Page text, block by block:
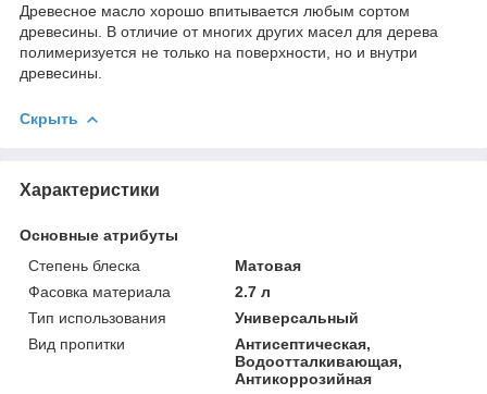
Древесное масло хорошо впитывается любым сортом
древесины. В отличие от многих других масел для дерева
полимеризуется не только на поверхности, но и внутри
древесины.
Скрыть
Характеристики
Основные атрибуты
Степень блеска
Матовая
Фасовка материала
2.7 л
Тип использования
Универсальный
Вид пропитки
Антисептическая,
Водоотталкивающая,
Антикоррозийная